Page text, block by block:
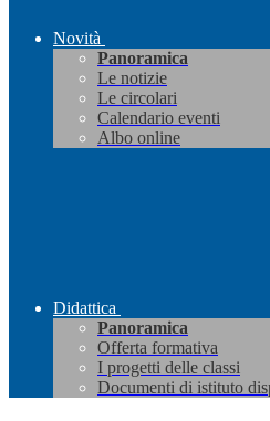
Novità
Panoramica
Le notizie
Le circolari
Calendario eventi
Albo online
Didattica
Panoramica
Offerta formativa
I progetti delle classi
Documenti di istituto